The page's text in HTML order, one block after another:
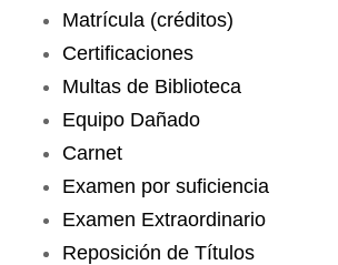
Matrícula (créditos)
Certificaciones
Multas de Biblioteca
Equipo Dañado
Carnet
Examen por suficiencia
Examen Extraordinario
Reposición de Títulos